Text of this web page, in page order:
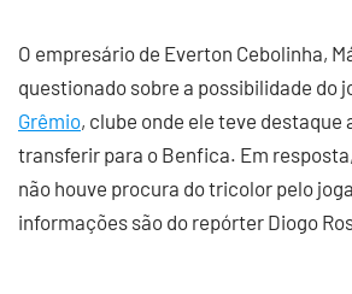
O empresário de Everton Cebolinha,
questionado sobre a possibilidade do
Grêmio, clube onde ele teve destaque
transferir para o Benfica. Em
não houve procura do tricolor pelo
informações são do repórter Diogo